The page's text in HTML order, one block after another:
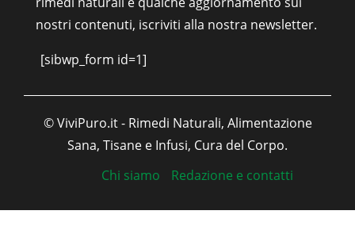
nostri contenuti, iscriviti alla nostra newsletter.
[sibwp_form id=1]
© ViviPuro.it - Rimedi Naturali, Alimentazione
Sana, Tisane e Infusi, Cura del Corpo.
Chi siamo
Redazione e contatti